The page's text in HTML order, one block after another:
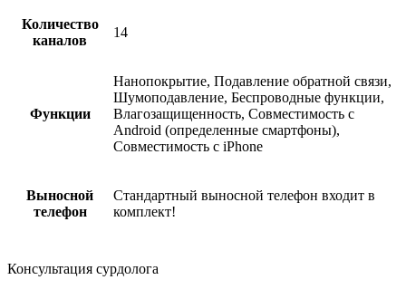
Количество
каналов
14
Функции
Нанопокрытие, Подавление обратной связи,
Шумоподавление, Беспроводные функции,
Влагозащищенность, Совместимость с
Android (определенные смартфоны),
Совместимость с iPhone
Выносной
телефон
Стандартный выносной телефон входит в
комплект!
Консультация сурдолога